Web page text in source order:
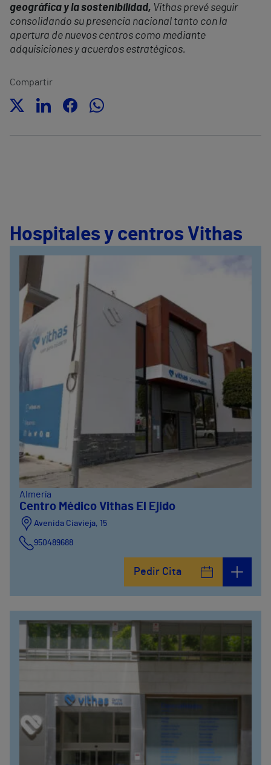
geográfica y la sostenibilidad, Vithas prevé seguir
consolidando su presencia nacional tanto con la
apertura de nuevos centros como mediante
adquisiciones y acuerdos estratégicos.
Compartir
Hospitales y centros Vithas
Almería
Centro Médico Vithas El Ejido
Avenida Ciavieja, 15
950489688
Pedir Cita